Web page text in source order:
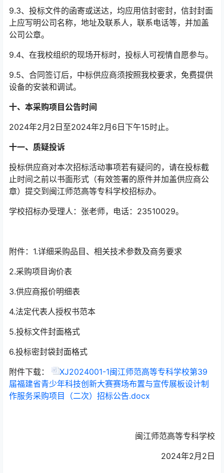
9.3、投标文件的函寄或送达，均应用信封密封，信封封面
上应写明公司名称，地址及联系人，联系电话等，并加盖
公司公章。
9.4、在我校组织的现场开标时，投标人可视情自愿参与。
9.5、合同签订后，中标供应商须按照我校要求，免费提供
设备的安装和调试。
十、本采购项目公告时间
2024年2月 2 日至2024年2月 6 日下午15时止。
十一、质疑投诉
投标供应商对本次招标活动事项若有疑问的，请在投标截
止时间之前以书面形式（有效签署的原件并加盖供应商公
章）提交到闽江师范高等专科学校招标办。
学校招标办受理人：张老师，电话： 23510029。
附件： 1.详细采购品目、相关技术参数及商务要求
2.采购项目询价表
3.供应商报价明细表
4.法定代表人授权书范本
5.投标文件封面格式
6.投标密封袋封面格式
附件下载：
XJ2024001-1闽江师范高等专科学校第39
届福建省青少年科技创新大赛赛场布置与宣传展板设计制
作服务采购项目（二次）招标公告.docx
闽江师范高等专科学校
2024年2月 2 日